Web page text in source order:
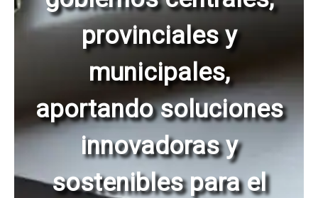
provinciales y
municipales,
aportando soluciones
innovadoras y
sostenibles para el